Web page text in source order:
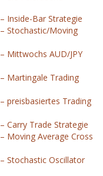
– Inside-Bar Strategie
– Stochastic/Moving
– Mittwochs AUD/JPY
– Martingale Trading
– preisbasiertes Trading
– Carry Trade Strategie
– Moving Average Cross
– Stochastic Oscillator